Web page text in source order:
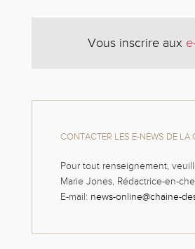
Vous inscrire aux
CONTACTER LES E-NEWS DE LA
Pour tout renseignement,
Marie Jones, Rédactrice-en-
E-mail: news-online@chaine-